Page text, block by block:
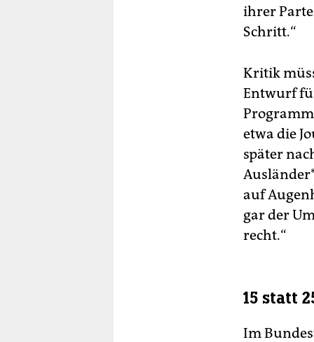
ihrer
Schritt.“
Kritik
Entwurf
etwa die
später
auf
gar der
recht.“
15 statt
Im